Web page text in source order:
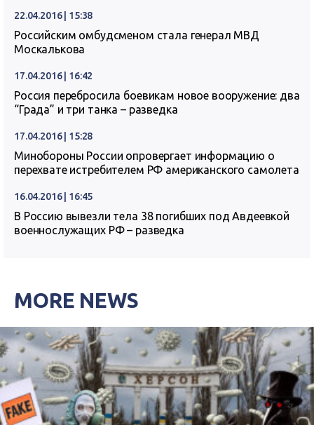
22.04.2016 | 15:38
Российским омбудсменом стала генерал МВД
Москалькова
17.04.2016 | 16:42
Россия перебросила боевикам новое вооружение: два
“Града” и три танка – разведка
17.04.2016 | 15:28
Минобороны России опровергает информацию о
перехвате истребителем РФ американского самолета
16.04.2016 | 16:45
В Россию вывезли тела 38 погибших под Авдеевкой
военнослужащих РФ – разведка
MORE NEWS